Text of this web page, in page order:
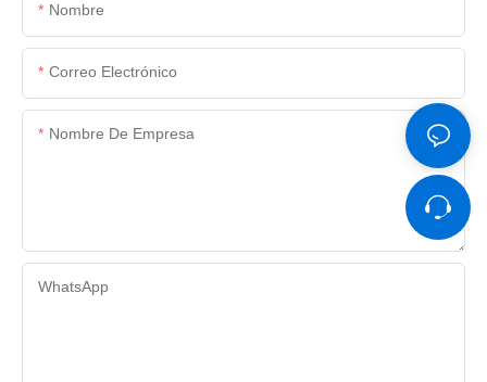
Nombre
Correo Electrónico
Nombre De Empresa
WhatsApp